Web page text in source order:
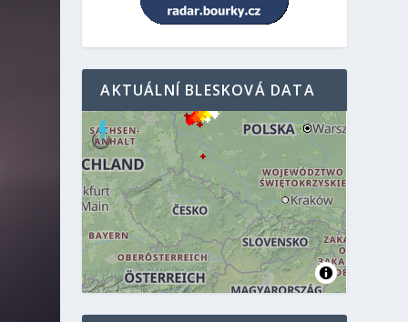
AKTUÁLNÍ BLESKOVÁ DATA